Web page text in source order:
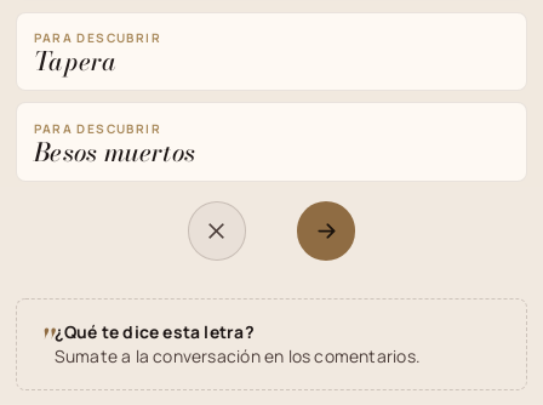
PARA DESCUBRIR
Tapera
PARA DESCUBRIR
Besos muertos
"¿Qué te dice esta letra?
Sumate a la conversación en los comentarios.